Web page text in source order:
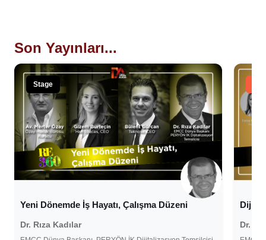
Son Yayınları...
Stage
Yeni Dönemde İş Hayatı, Çalışma Düzeni
Dr. Rıza Kadılar
Dijital
Dr.